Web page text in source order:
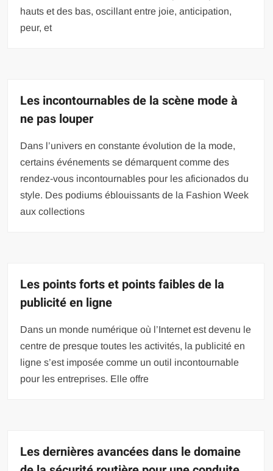
hauts et des bas, oscillant entre joie, anticipation,
peur, et
Les incontournables de la scène mode à
ne pas louper
Dans l’univers en constante évolution de la mode,
certains événements se démarquent comme des
rendez-vous incontournables pour les aficionados du
style. Des podiums éblouissants de la Fashion Week
aux collections
Les points forts et points faibles de la
publicité en ligne
Dans un monde numérique où l’Internet est devenu le
centre de presque toutes les activités, la publicité en
ligne s’est imposée comme un outil incontournable
pour les entreprises. Elle offre
Les dernières avancées dans le domaine